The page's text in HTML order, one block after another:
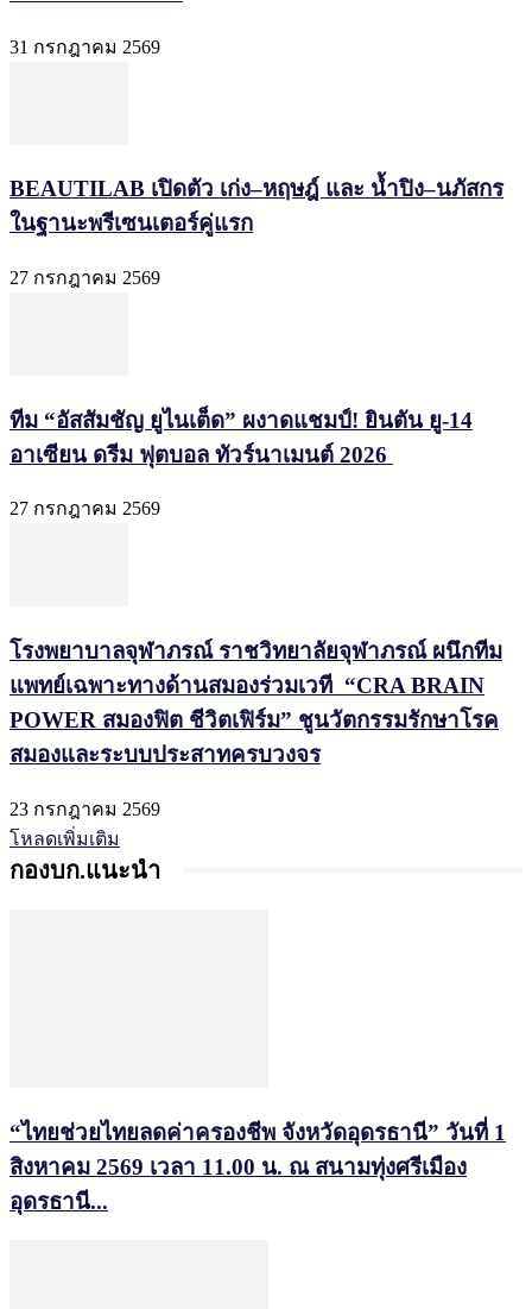
31 กรกฎาคม 2569
BEAUTILAB เปิดตัว เก่ง–หฤษฎ์ และ น้ำปิง–นภัสกร
ในฐานะพรีเซนเตอร์คู่แรก
27 กรกฎาคม 2569
ทีม “อัสสัมชัญ ยูไนเต็ด” ผงาดแชมป์! ยินตัน ยู-14
อาเซียน ดรีม ฟุตบอล ทัวร์นาเมนต์ 2026
27 กรกฎาคม 2569
โรงพยาบาลจุฬาภรณ์ ราชวิทยาลัยจุฬาภรณ์ ผนึกทีม
แพทย์เฉพาะทางด้านสมองร่วมเวที “CRA BRAIN
POWER สมองฟิต ชีวิตเฟิร์ม” ชูนวัตกรรมรักษาโรค
สมองและระบบประสาทครบวงจร
23 กรกฎาคม 2569
โหลดเพิ่มเติม
กองบก.แนะนำ
“ไทยช่วยไทยลดค่าครองชีพ จังหวัดอุดรธานี” วันที่ 1
สิงหาคม 2569 เวลา 11.00 น. ณ สนามทุ่งศรีเมือง
อุดรธานี...